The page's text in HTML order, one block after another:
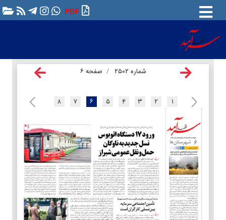
PDF
شماره ۲۵۰۲ صفحه ۶
۱ ۲ ۳ ۴ ۵ ۶ ۷ ۸